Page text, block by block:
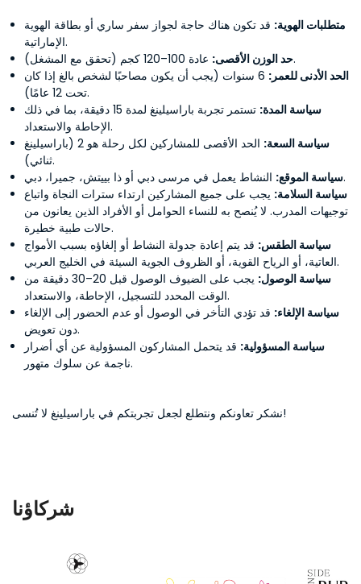
متطلبات الهوية: قد تكون هناك حاجة لجواز سفر ساري أو بطاقة الهوية
الإماراتية.
حد الوزن الأقصى:عادة 100–120 كجم (تحقق مع المشغل).
الحد الأدنى للعمر:
6 سنوات (يجب أن يكون مصاحبًا لشخص بالغ إذا كان
تحت 12 عامًا).
سياسة المدة:
تستمر تجربة باراسيلينغ لمدة 15 دقيقة، بما في ذلك
الإحاطة والاستعداد.
سياسة السعة:
الحد الأقصى للمشاركين لكل رحلة هو 2 (باراسيلينغ
ثنائي).
سياسة الموقع:النشاط يعمل في مرسى دبي أو ذا بييتش، جميرا، دبي.
سياسة السلامة: يجب على جميع المشاركين ارتداء سترات النجاة واتباع
توجيهات المدرب. لا يُنصح به للنساء الحوامل أو الأفراد الذين يعانون من
حالات طبية خطيرة.
سياسة الطقس: قد يتم إعادة جدولة النشاط أو إلغاؤه بسبب الأمواج
العاتية، أو الرياح القوية، أو الظروف الجوية السيئة في الخليج العربي.
سياسة الوصول:
يجب على الضيوف الوصول قبل 20–30 دقيقة من
الوقت المحدد للتسجيل، الإحاطة، والاستعداد.
سياسة الإلغاء: قد تؤدي التأخر في الوصول أو عدم الحضور إلى الإلغاء
دون تعويض.
سياسة المسؤولية: قد يتحمل المشاركون المسؤولية عن أي أضرار
ناجمة عن سلوك متهور.
نشكر تعاونكم ونتطلع لجعل تجربتكم في باراسيلينغ لا تُنسى!
شركاؤنا